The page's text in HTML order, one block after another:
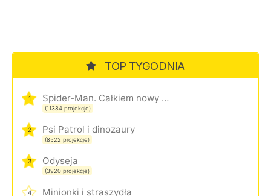
TOP TYGODNIA
1 Spider-Man. Całkiem nowy dzień
(11384 projekcje)
2 Psi Patrol i dinozaury
(8522 projekcje)
3 Odyseja
(3920 projekcje)
4 Minionki i straszydła